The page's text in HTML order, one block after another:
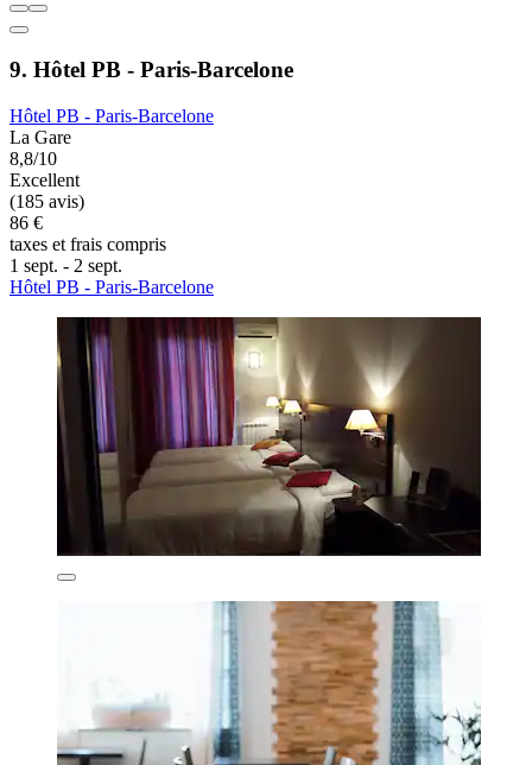
9. Hôtel PB - Paris-Barcelone
Hôtel PB - Paris-Barcelone
La Gare
8,8/10
Excellent
(185 avis)
86 €
taxes et frais compris
1 sept. - 2 sept.
Hôtel PB - Paris-Barcelone